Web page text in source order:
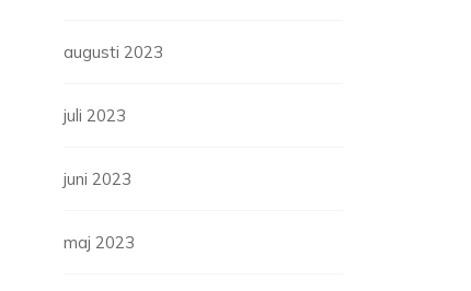
augusti 2023
juli 2023
juni 2023
maj 2023